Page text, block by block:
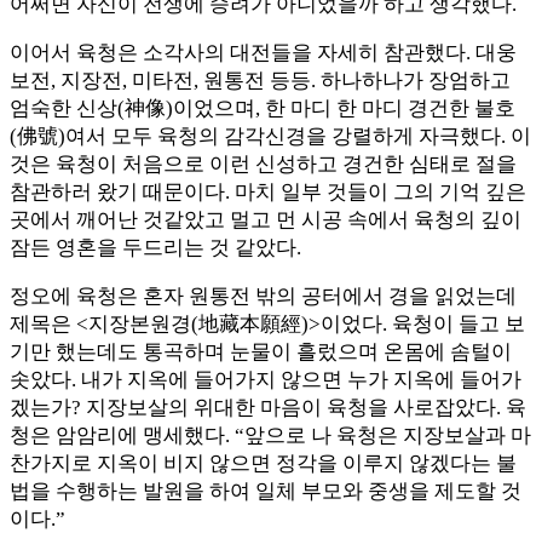
어쩌면 자신이 전생에 승려가 아니었을까 하고 생각했다.
이어서 육청은 소각사의 대전들을 자세히 참관했다. 대웅
보전, 지장전, 미타전, 원통전 등등. 하나하나가 장엄하고
엄숙한 신상(神像)이었으며, 한 마디 한 마디 경건한 불호
(佛號)여서 모두 육청의 감각신경을 강렬하게 자극했다. 이
것은 육청이 처음으로 이런 신성하고 경건한 심태로 절을
참관하러 왔기 때문이다. 마치 일부 것들이 그의 기억 깊은
곳에서 깨어난 것같았고 멀고 먼 시공 속에서 육청의 깊이
잠든 영혼을 두드리는 것 같았다.
정오에 육청은 혼자 원통전 밖의 공터에서 경을 읽었는데
제목은 <지장본원경(地藏本願經)>이었다. 육청이 들고 보
기만 했는데도 통곡하며 눈물이 흘렀으며 온몸에 솜털이
솟았다. 내가 지옥에 들어가지 않으면 누가 지옥에 들어가
겠는가? 지장보살의 위대한 마음이 육청을 사로잡았다. 육
청은 암암리에 맹세했다. “앞으로 나 육청은 지장보살과 마
찬가지로 지옥이 비지 않으면 정각을 이루지 않겠다는 불
법을 수행하는 발원을 하여 일체 부모와 중생을 제도할 것
이다.”